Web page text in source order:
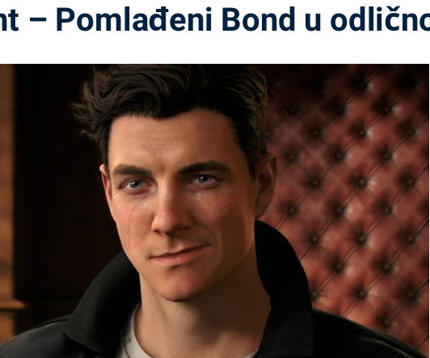
– Pomlađeni Bond u